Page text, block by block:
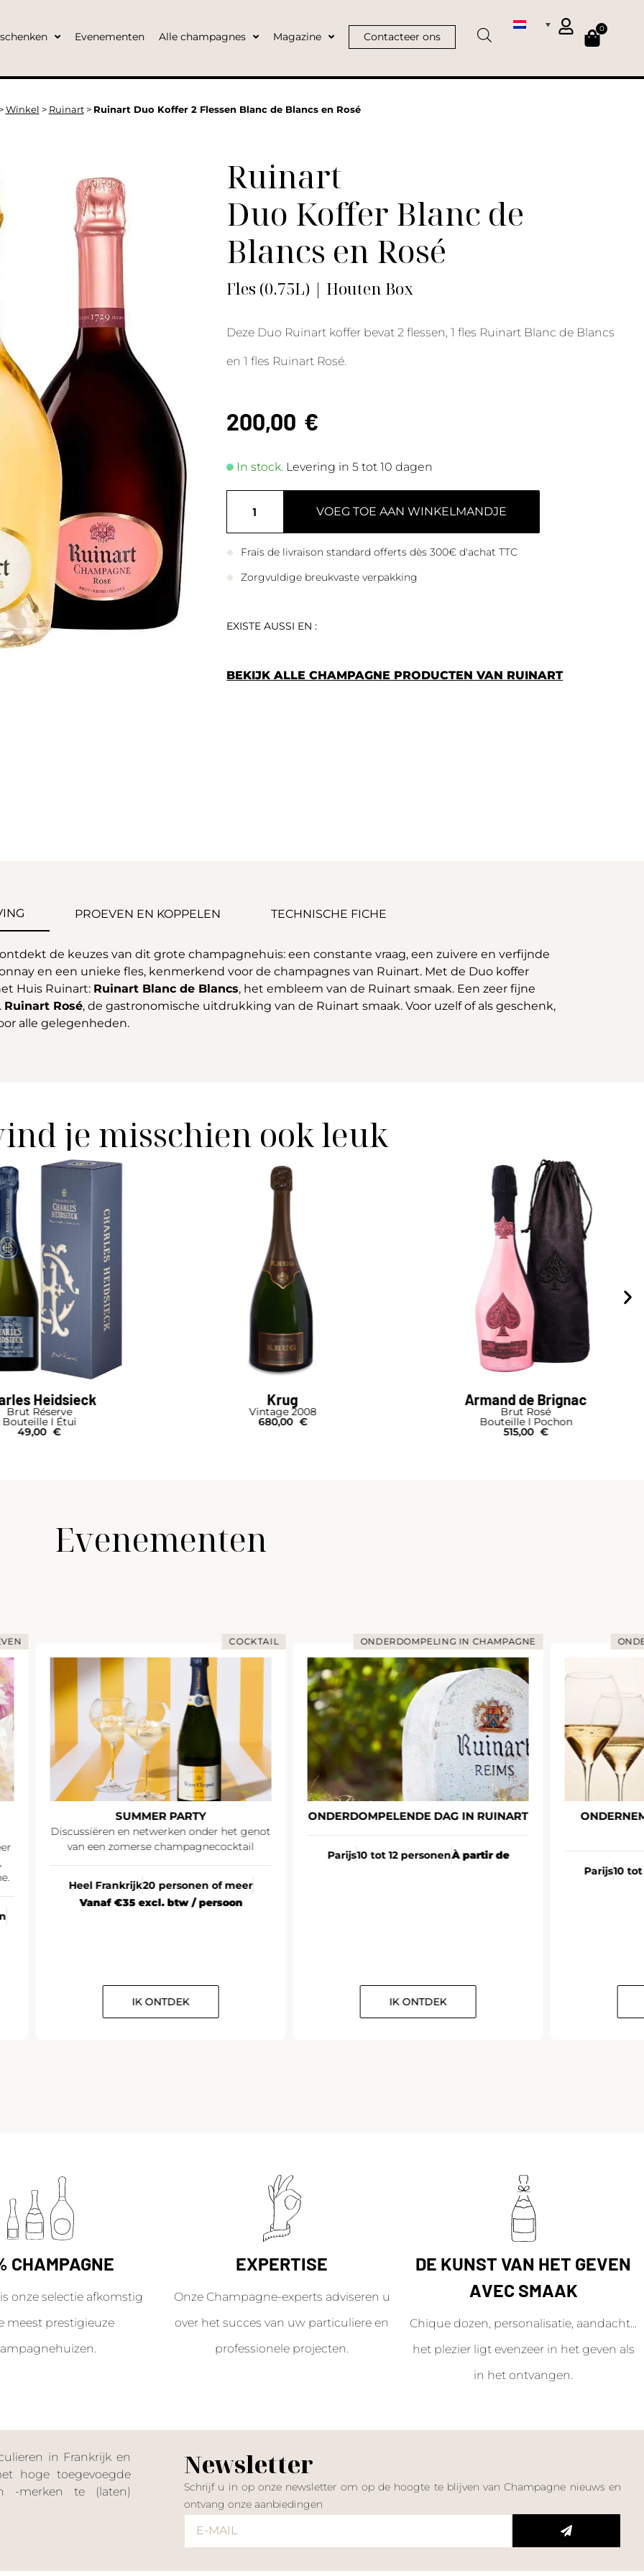
Evenementen Alle champagnes Magazine Contacteer ons
0
> Winkel > Ruinart> Ruinart Duo Koffer 2 Flessen Blanc de Blancs en Rosé
Ruinart
Duo Koffer Blanc de
Blancs en Rosé
Fles (0.75L) | Houten Box
Deze Duo Ruinart koffer bevat 2 flessen, 1 fles Ruinart Blanc de Blancs
en 1 fles Ruinart Rosé.
200,00 €
In stock. Levering in 5 tot 10 dagen
VOEG TOE AAN WINKELMANDJE
Frais de livraison standard offerts dès 300€ d'achat TTC
Zorgvuldige breukvaste verpakking
EXISTE AUSSI EN :
BEKIJK ALLE CHAMPAGNE PRODUCTEN VAN RUINART
PROEVEN EN KOPPELEN TECHNISCHE FICHE
de keuzes van dit grote champagnehuis: een constante vraag, een zuivere en verfijnde
en een unieke fles, kenmerkend voor de champagnes van Ruinart. Met de Duo koffer
Huis Ruinart: Ruinart Blanc de Blancs, het embleem van de Ruinart smaak. Een zeer fijne
Ruinart Rosé, de gastronomische uitdrukking van de Ruinart smaak. Voor uzelf of als geschenk,
alle gelegenheden.
je misschien ook leuk
Krug
Vintage 2008
680,00 €
Armand de Brignac
Brut Rosé
Bouteille I Pochon
Pommery
Royal Blue Sky
Bouteille
73,00 €
Evenementen
ONDERDOMPELING IN CHAMPAGNE
ONDERDOMPELENDE DAG IN RUINART
10 tot 12 personen
IK ONTDEK
ONDERDOMPELING IN CHAMPAGNE
ONDERNEMENDE DAG BIJ VEUVE
CLICQUOT
IK ONTDEK
Parijs10
CHAMPAGNE
onze selectie afkomstig
meest prestigieuze
EXPERTISE
Onze Champagne-experts adviseren u
over het succes van uw particuliere en
professionele projecten.
DE KUNST VAN HET GEVEN
AVEC SMAAK
Chique dozen, personalisatie, aandacht...
het plezier ligt evenzeer in het geven als
in het ontvangen.
in Frankrijk en
hoge toegevoegde
-merken te (laten)
Newsletter
Schrijf u in op onze newsletter om op de hoogte te blijven van Champagne nieuws en
ontvang onze aanbiedingen